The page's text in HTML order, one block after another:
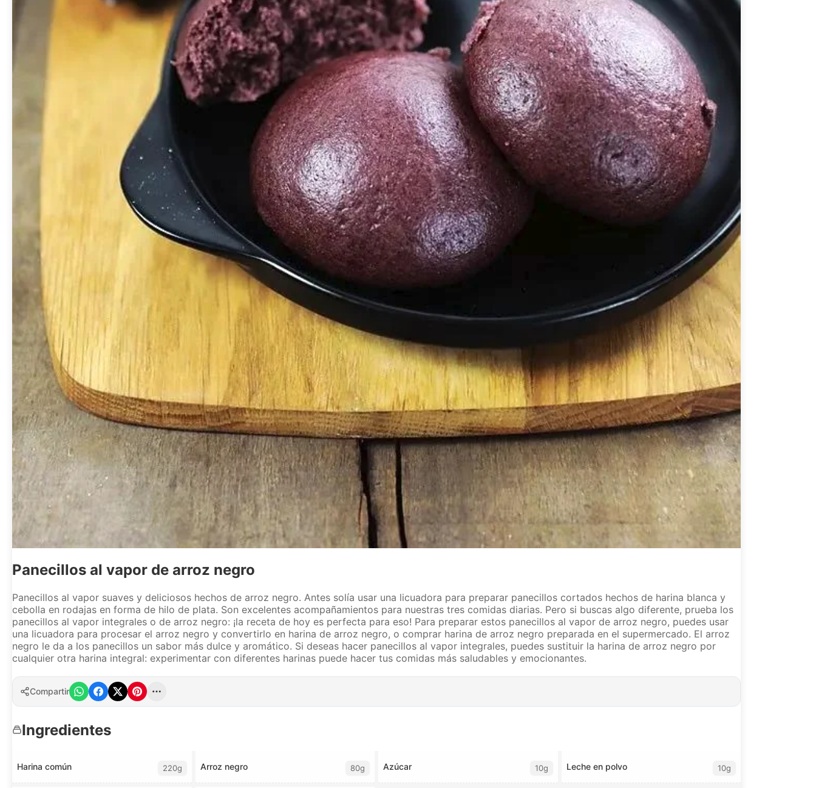
Panecillos al vapor de arroz negro
Panecillos al vapor suaves y deliciosos hechos de arroz negro. Antes solía usar una licuadora para preparar panecillos cortados hechos de harina blanca y
cebolla en rodajas en forma de hilo de plata. Son excelentes acompañamientos para nuestras tres comidas diarias. Pero si buscas algo diferente, prueba los
panecillos al vapor integrales o de arroz negro: ¡la receta de hoy es perfecta para eso! Para preparar estos panecillos al vapor de arroz negro, puedes usar
una licuadora para procesar el arroz negro y convertirlo en harina de arroz negro, o comprar harina de arroz negro preparada en el supermercado. El arroz
negro le da a los panecillos un sabor más dulce y aromático. Si deseas hacer panecillos al vapor integrales, puedes sustituir la harina de arroz negro por
cualquier otra harina integral: experimentar con diferentes harinas puede hacer tus comidas más saludables y emocionantes.
Compartir
Ingredientes
Harina común 220g Arroz negro 80g Azúcar 10g Leche en polvo 10g